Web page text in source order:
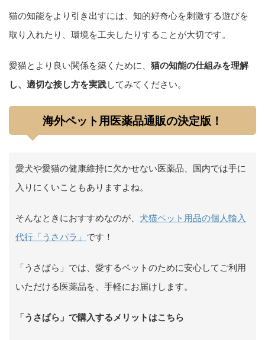
猫の知能をより引き出すには、知的好奇心を刺激する遊びを
取り入れたり、環境を工夫したりすることが大切です。
愛猫とより良い関係を築くために、 猫の知能の仕組みを理解
し、適切な接し方を実践してみてください。
海外ペット用医薬品通販の決定版！
愛犬や愛猫の健康維持に欠かせない医薬品、国内では手に
入りにくいこともありますよね。
そんなときにおすすめなのが、 犬猫ペット用品の個人輸入
代行「うさパラ」 です！
「うさぱら」では、愛するペットのために安心してご利用
いただける医薬品を、手軽にお届けします。
「うさぱら」で購入するメリットはこちら